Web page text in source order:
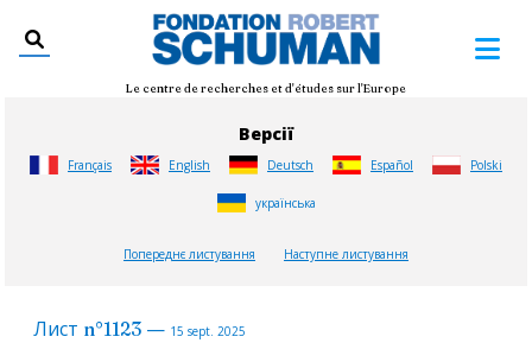
Le centre de recherches et d'études sur l'Europe
Версії
Français English Deutsch Español Polski
українська
Попереднє листування Наступне листування
Лист n°1123 — 15 sept. 2025